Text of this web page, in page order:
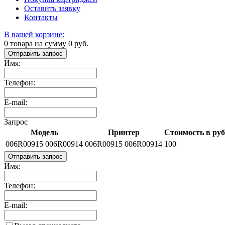
Оставить заявку
Контакты
В вашей корзине:
0 товара на сумму 0 руб.
Отправить запрос
Имя:
Телефон:
E-mail:
Запрос
Модель
Принтер Стоимость в
006R00915 006R00914 006R00915 006R00914 100
Отправить запрос
Имя:
Телефон:
E-mail: